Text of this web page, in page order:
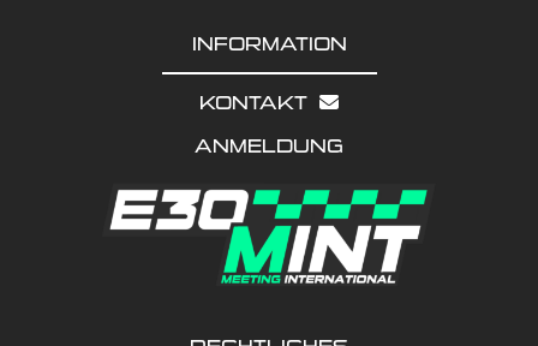
INFORMATION
KONTAKT
ANMELDUNG